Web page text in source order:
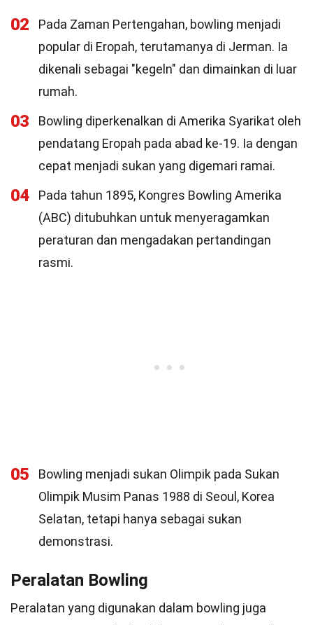
02
Pada Zaman Pertengahan, bowling menjadi
popular di Eropah, terutamanya di Jerman. Ia
dikenali sebagai "kegeln" dan dimainkan di luar
rumah.
03
Bowling diperkenalkan di Amerika Syarikat oleh
pendatang Eropah pada abad ke-19. Ia dengan
cepat menjadi sukan yang digemari ramai.
04
Pada tahun 1895, Kongres Bowling Amerika
(ABC) ditubuhkan untuk menyeragamkan
peraturan dan mengadakan pertandingan
rasmi.
05
Bowling menjadi sukan Olimpik pada Sukan
Olimpik Musim Panas 1988 di Seoul, Korea
Selatan, tetapi hanya sebagai sukan
demonstrasi.
Peralatan Bowling
Peralatan yang digunakan dalam bowling juga